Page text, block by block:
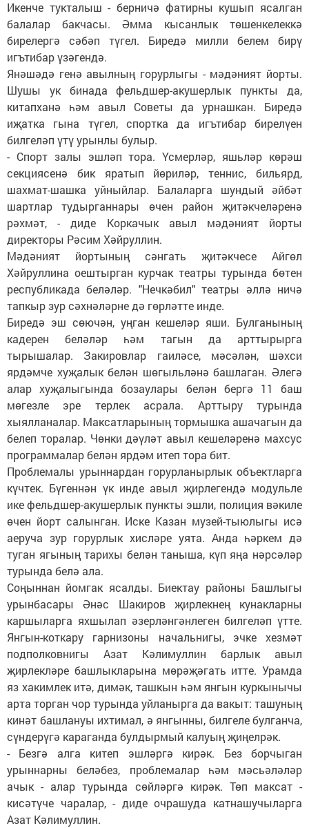
Икенче тукталыш - берничә фатирны кушып ясалган
балалар бакчасы. Әмма кысанлык төшенкелеккә
бирелергә сәбәп түгел. Биредә милли белем бирү
игътибар үзәгендә.
Янәшәдә генә авылның горурлыгы - мәдәният йорты.
Шушы ук бинада фельдшер-акушерлык пункты да,
китапханә һәм авыл Советы да урнашкан. Биредә
иҗатка гына түгел, спортка да игътибар бирелүен
билгеләп үтү урынлы булыр.
- Спорт залы эшләп тора. Үсмерләр, яшьләр көрәш
секциясенә бик яратып йөриләр, теннис, бильярд,
шахмат-шашка уйныйлар. Балаларга шундый әйбәт
шартлар тудырганнары өчен район җитәкчеләренә
рәхмәт, - диде Коркачык авыл мәдәният йорты
директоры Рәсим Хәйруллин.
Мәдәният йортының сәнгать җитәкчесе Айгөл
Хәйруллина оештырган курчак театры турында бөтен
республикада беләләр. "Нечкәбил" театры әллә ничә
тапкыр зур сәхнәләрне дә гөрләтте инде.
Биредә эш сөючән, уңган кешеләр яши. Булганының
кадерен беләләр һәм тагын да арттырырга
тырышалар. Закировлар гаиләсе, мәсәлән, шәхси
ярдәмче хуҗалык белән шөгыльләнә башлаган. Әлегә
алар хуҗалыгында бозаулары белән бергә 11 баш
мөгезле эре терлек асрала. Арттыру турында
хыялланалар. Максатларының тормышка ашачагын да
белеп торалар. Чөнки дәүләт авыл кешеләренә махсус
программалар белән ярдәм итеп тора бит.
Проблемалы урыннардан горурланырлык объектларга
күчтек. Бүгеннән үк инде авыл җирлегендә модульле
ике фельдшер-акушерлык пункты эшли, полиция вәкиле
өчен йорт салынган. Иске Казан музей-тыюлыгы исә
аеруча зур горурлык хисләре уята. Анда һәркем дә
туган ягының тарихы белән таныша, күп яңа нәрсәләр
турында белә ала.
Соңыннан йомгак ясалды. Биектау районы Башлыгы
урынбасары Әнәс Шакиров җирлекнең кунакларны
каршыларга яхшылап әзерләнгәнлеген билгеләп үтте.
Янгын-коткару гарнизоны начальнигы, эчке хезмәт
подполковнигы Азат Кәлимуллин барлык авыл
җирлекләре башлыкларына мөрәҗәгать итте. Урамда
яз хакимлек итә, димәк, ташкын һәм янгын куркынычы
арта торган чор турында уйланырга да вакыт: ташуның
кинәт башлануы ихтимал, ә янгынны, билгеле булганча,
сүндерүгә караганда булдырмый калуың җиңелрәк.
- Безгә алга китеп эшләргә кирәк. Без борчыган
урыннарны беләбез, проблемалар һәм мәсьәләләр
ачык - алар турында сөйләргә кирәк. Төп максат -
кисәтүче чаралар, - диде очрашуда катнашучыларга
Азат Кәлимуллин.